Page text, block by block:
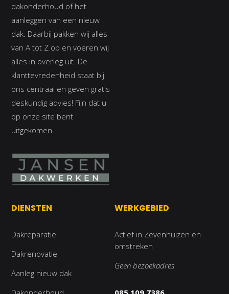
dakonderhoud of het
aanleggen van een nieuw
dak. Daarbij pakken wij alles
van A tot Z op en voeren wij
alles in overleg uit. De
klanttevredenheid staat bij
ons centraal en geven gratis
deskundig advies! Fijn dat u
op onze site bent
uitgekomen.
DIENSTEN
Dakreparatie
Dakrenovatie
Aanleg nieuw dak
WERKGEBIED
Actief in Zevenhuizen en
omstreken
Geen bezoekadres